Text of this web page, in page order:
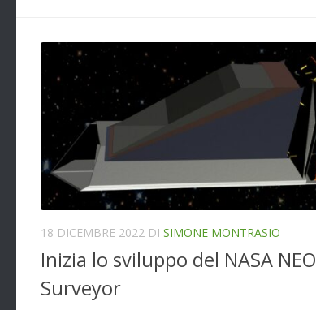
18 DICEMBRE 2022 DI SIMONE MONTRASIO
Inizia lo sviluppo del NASA NEO
Surveyor